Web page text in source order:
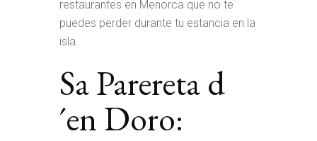
restaurantes en Menorca que no te
puedes perder durante tu estancia en la
isla.
Sa Parereta d
´en Doro: